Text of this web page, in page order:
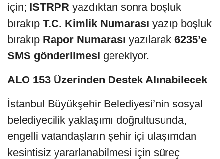
için; ISTRPR yazdıktan sonra boşluk
bırakıp T.C. Kimlik Numarası yazıp boşluk
bırakıp Rapor Numarası yazılarak 6235’e
SMS gönderilmesi gerekiyor.
ALO 153 Üzerinden Destek Alınabilecek
İstanbul Büyükşehir Belediyesi’nin sosyal
belediyecilik yaklaşımı doğrultusunda,
engelli vatandaşların şehir içi ulaşımdan
kesintisiz yararlanabilmesi için süreç